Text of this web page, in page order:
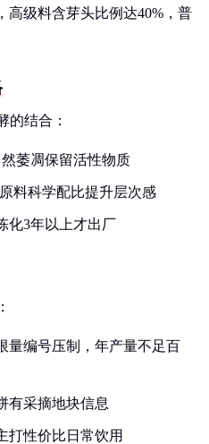
高级料含芽头比例达40%，普
的结合：
然萎凋保留活性物质
料科学配比提升层次感
化3年以上才出厂
量编号压制，年产量不足百
有采摘地块信息
打性价比日常饮用